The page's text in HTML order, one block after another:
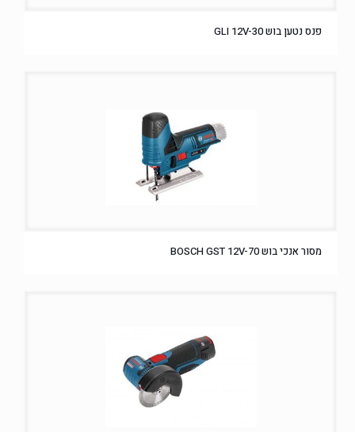
פנס נטען בוש GLI 12V-30
מסור אנכי בוש BOSCH GST 12V-70